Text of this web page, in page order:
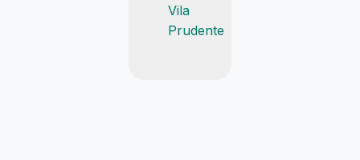
Vila
Prudente